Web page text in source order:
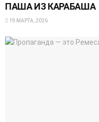
ПАША ИЗ КАРАБАША
19 МАРТА, 2026